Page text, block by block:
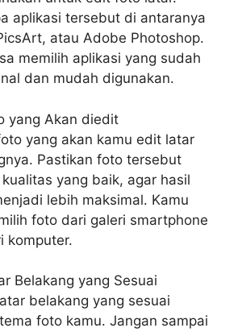
aplikasi tersebut di antaranya
atau Adobe Photoshop.
memilih aplikasi yang sudah
dan mudah digunakan.
yang Akan diedit
yang akan kamu edit latar
Pastikan foto tersebut
yang baik, agar hasil
lebih maksimal. Kamu
foto dari galeri smartphone
komputer.
Belakang yang Sesuai
belakang yang sesuai
foto kamu. Jangan sampai